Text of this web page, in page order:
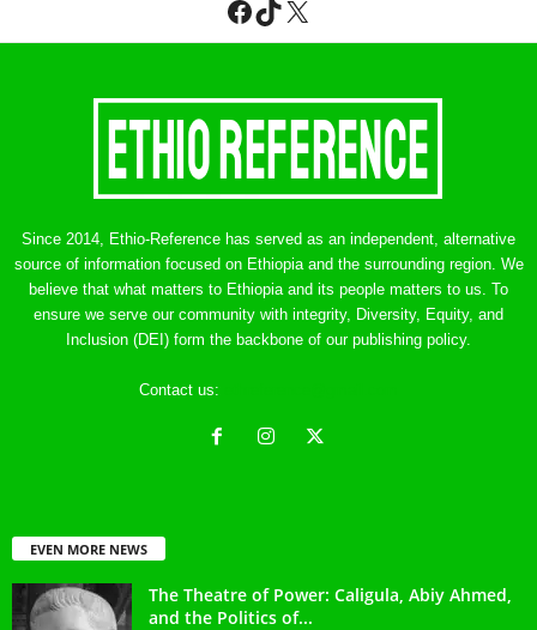
Facebook
TikTok
X
Since 2014, Ethio-Reference has served as an independent, alternative
source of information focused on Ethiopia and the surrounding region. We
believe that what matters to Ethiopia and its people matters to us. To
ensure we serve our community with integrity, Diversity, Equity, and
Inclusion (DEI) form the backbone of our publishing policy.
Contact us:
EVEN MORE NEWS
The Theatre of Power: Caligula, Abiy Ahmed,
and the Politics of...